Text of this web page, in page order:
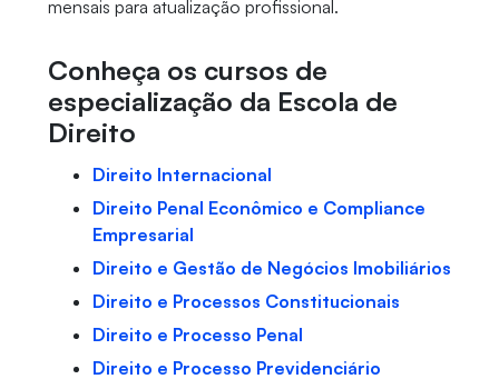
mensais para atualização profissional.
Conheça os cursos de
especialização da Escola de
Direito
Direito Internacional
Direito Penal Econômico e Compliance
Empresarial
Direito e Gestão de Negócios Imobiliários
Direito e Processos Constitucionais
Direito e Processo Penal
Direito e Processo Previdenciário